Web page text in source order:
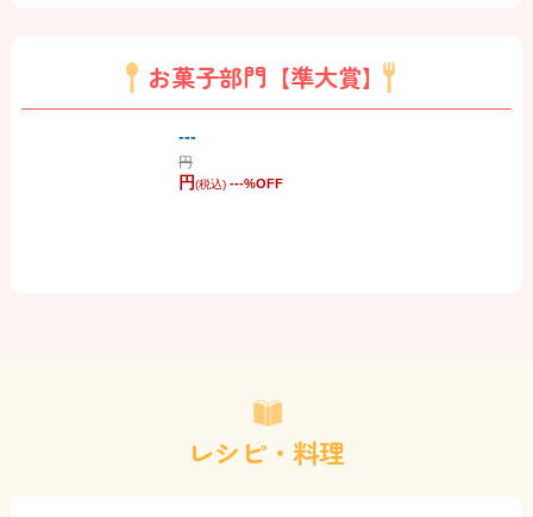
お菓子部門【準大賞】
---
円
円(税込) ---%OFF
レシピ・料理